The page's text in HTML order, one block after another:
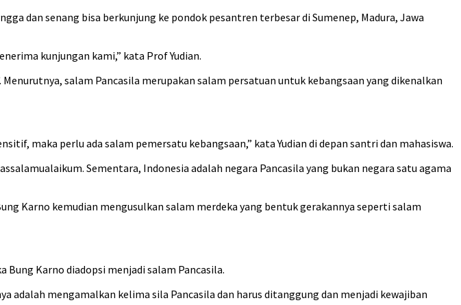
dan senang bisa berkunjung ke pondok pesantren terbesar di Sumenep, Madura, Jawa
kunjungan kami,” kata Prof Yudian.
salam Pancasila merupakan salam persatuan untuk kebangsaan yang dikenalkan
maka perlu ada salam pemersatu kebangsaan,” kata Yudian di depan santri dan mahasiswa.
Sementara, Indonesia adalah negara Pancasila yang bukan negara satu agama
Karno kemudian mengusulkan salam merdeka yang bentuk gerakannya seperti salam
Bung Karno diadopsi menjadi salam Pancasila.
adalah mengamalkan kelima sila Pancasila dan harus ditanggung dan menjadi kewajiban